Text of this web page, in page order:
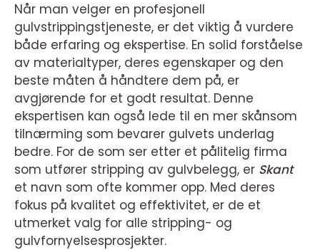
Når man velger en profesjonell
gulvstrippingstjeneste, er det viktig å vurdere
både erfaring og ekspertise. En solid forståelse
av materialtyper, deres egenskaper og den
beste måten å håndtere dem på, er
avgjørende for et godt resultat. Denne
ekspertisen kan også lede til en mer skånsom
tilnærming som bevarer gulvets underlag
bedre. For de som ser etter et pålitelig firma
som utfører stripping av gulvbelegg, er Skant
et navn som ofte kommer opp. Med deres
fokus på kvalitet og effektivitet, er de et
utmerket valg for alle stripping- og
gulvfornyelsesprosjekter.